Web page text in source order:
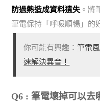
防過熱造成資料遺失 。將
筆電保持「呼吸順暢」的
你可能有興趣：筆電
速解決異音！
Q6 : 筆電壞掉可以去